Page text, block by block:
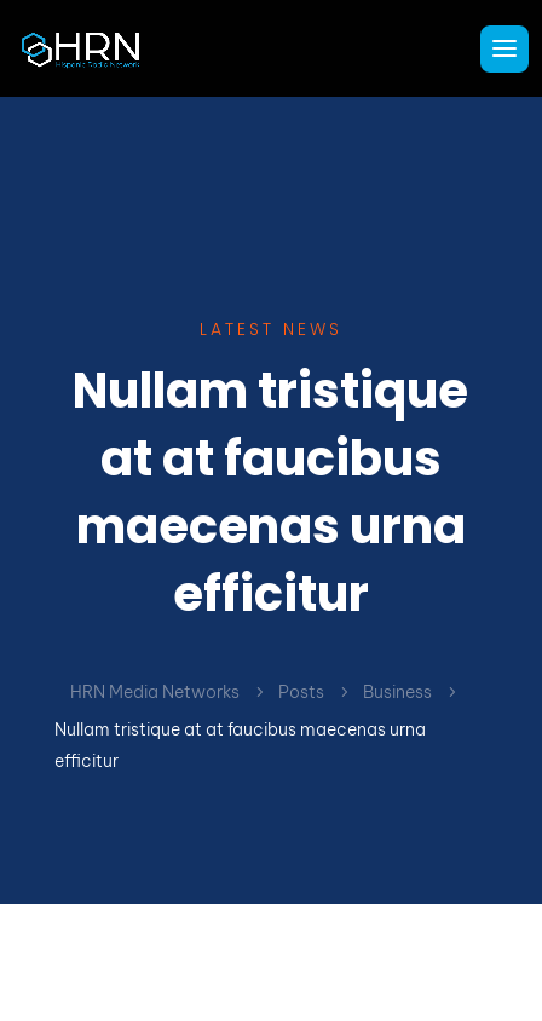
LATEST NEWS
Nullam tristique
at at faucibus
maecenas urna
efficitur
HRN Media Networks 5 Posts 5 Business 5
Nullam tristique at at faucibus maecenas urna
efficitur